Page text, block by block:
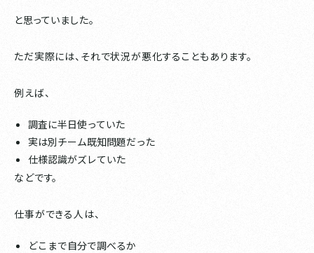
と思っていました。
ただ実際には、それで状況が悪化することもあります。
例えば、
調査に半日使っていた
実は別チーム既知問題だった
仕様認識がズレていた
などです。
仕事ができる人は、
どこまで自分で調べるか